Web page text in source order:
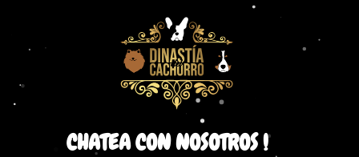
CHATEA CON NOSOTROS !